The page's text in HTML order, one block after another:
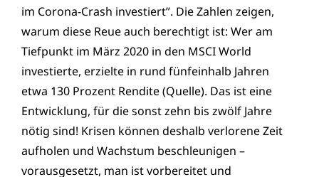
im Corona-Crash investiert”. Die Zahlen zeigen,
warum diese Reue auch berechtigt ist: Wer am
Tiefpunkt im März 2020 in den MSCI World
investierte, erzielte in rund fünfeinhalb Jahren
etwa 130 Prozent Rendite (Quelle). Das ist eine
Entwicklung, für die sonst zehn bis zwölf Jahre
nötig sind! Krisen können deshalb verlorene Zeit
aufholen und Wachstum beschleunigen –
vorausgesetzt, man ist vorbereitet und